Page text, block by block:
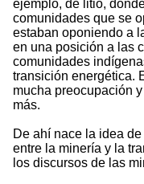
ejemplo, de litio,
comunidades que se
estaban oponiendo a
en una posición a las
comunidades
transición energética.
mucha preocupación
más.
De ahí nace la idea
entre la minería y la
los discursos de las